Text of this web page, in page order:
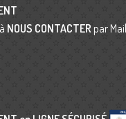
NOUS CONTACTER par